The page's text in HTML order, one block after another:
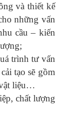
và thiết kế
những vấn
cầu – kiến
trình tư vấn
tạo sẽ gồm
liệu…
chất lượng